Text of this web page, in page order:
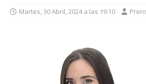
Martes, 30 Abril, 2024 a las 19:10